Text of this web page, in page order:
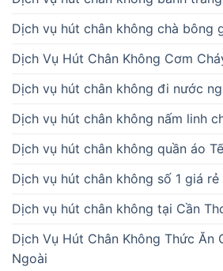
Dịch vụ hút chân không chà bông
Dịch Vụ Hút Chân Không Cơm
Dịch vụ hút chân không đi nước
Dịch vụ hút chân không nấm linh
Dịch vụ hút chân không quần áo
Dịch vụ hút chân không số 1 giá rẻ
Dịch vụ hút chân không tại Cần
Dịch Vụ Hút Chân Không Thức Ăn
Ngoài